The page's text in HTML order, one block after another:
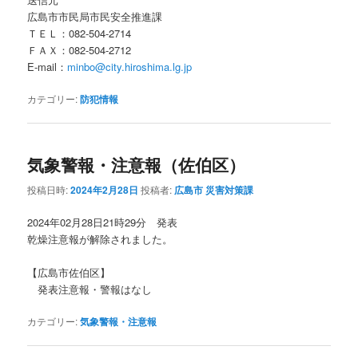
広島市市民局市民安全推進課
ＴＥＬ：082-504-2714
ＦＡＸ：082-504-2712
E-mail： minbo@city.hiroshima.lg.jp
カテゴリー:防犯情報
気象警報・注意報（佐伯区）
投稿日時:2024年2月28日 投稿者: 広島市 災害対策課
2024年02月28日21時29分 発表
乾燥注意報が解除されました。
【広島市佐伯区】
発表注意報・警報はなし
カテゴリー:気象警報・注意報